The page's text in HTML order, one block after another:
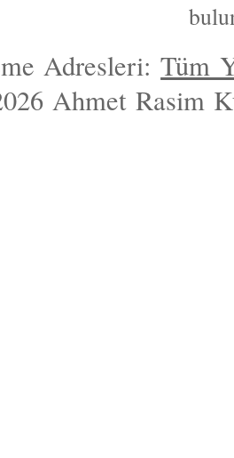
Adresleri:Tüm
Ahmet Rasim